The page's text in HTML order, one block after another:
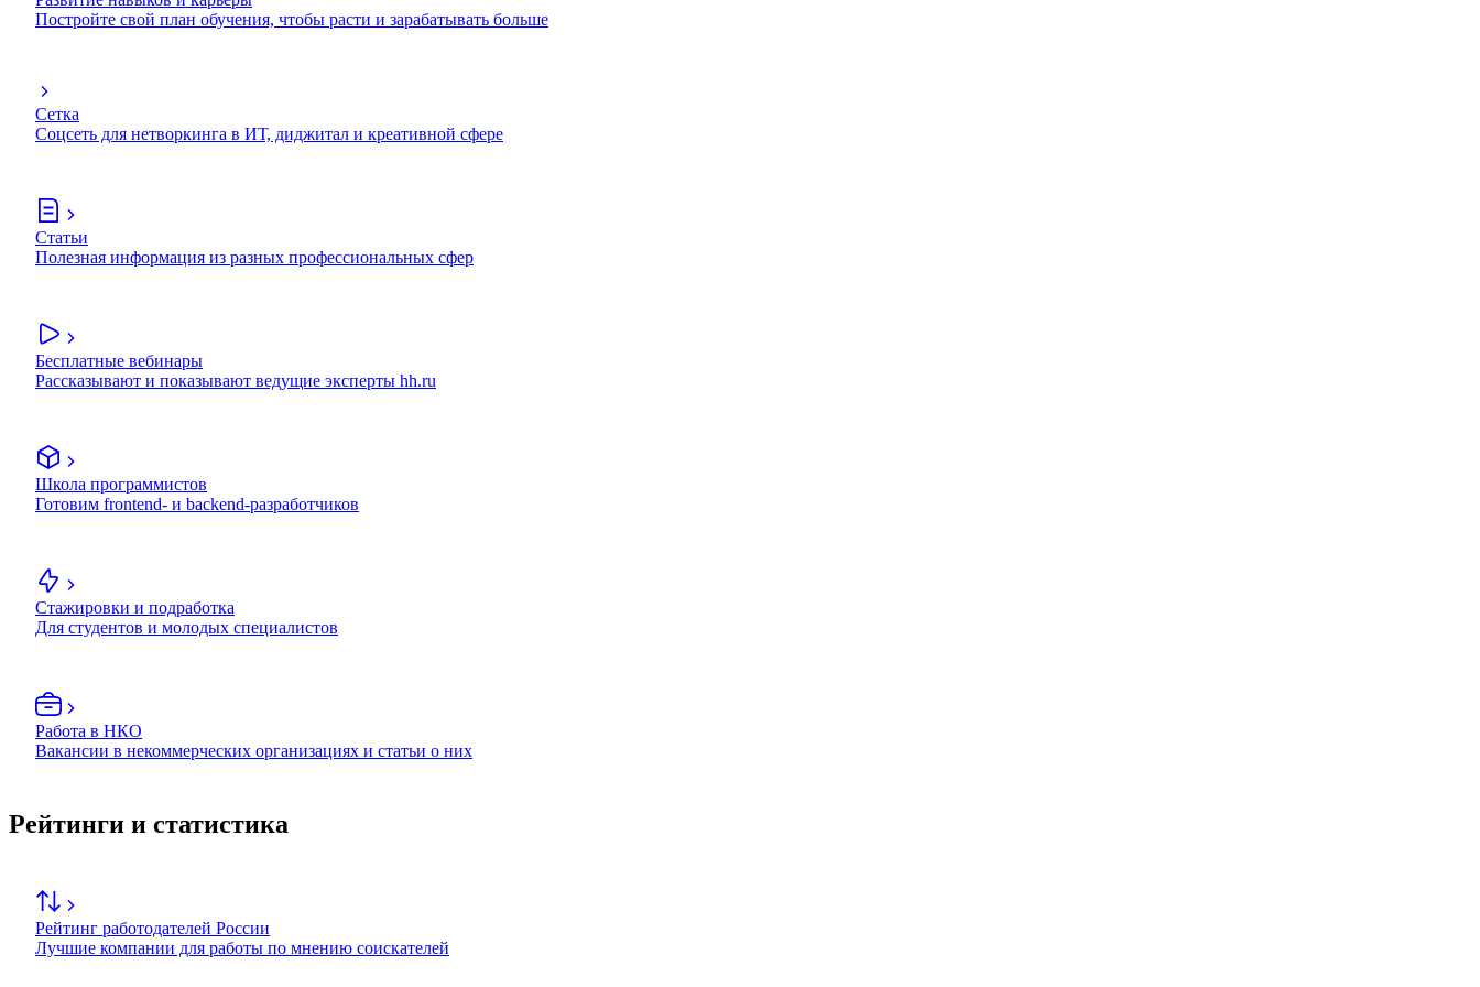
Постройте свой план обучения, чтобы расти и зарабатывать больше
Сетка
Соцсеть для нетворкинга в ИТ, диджитал и креативной сфере
Статьи
Полезная информация из разных профессиональных сфер
Бесплатные вебинары
Рассказывают и показывают ведущие эксперты hh.ru
Школа программистов
Готовим frontend- и backend-разработчиков
Стажировки и подработка
Для студентов и молодых специалистов
Работа в НКО
Вакансии в некоммерческих организациях и статьи о них
Рейтинги и статистика
Рейтинг работодателей России
Лучшие компании для работы по мнению соискателей